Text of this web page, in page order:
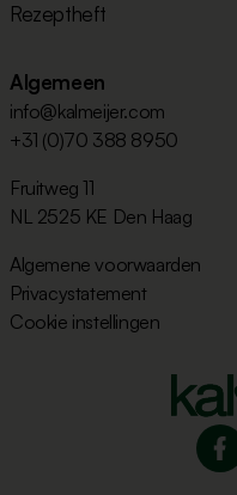
Rezeptheft
Algemeen
info@kalmeijer.com
+31 (0)70 388 8950
Fruitweg 11
NL 2525 KE Den Haag
Algemene voorwaarden
Privacystatement
Cookie instellingen